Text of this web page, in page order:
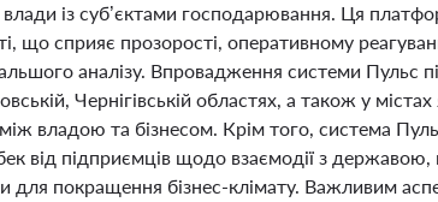
влади із суб’єктами господарювання. Ця
що сприяє прозорості, оперативному
аналізу. Впровадження системи Пульс
Чернігівській областях, а також у
владою та бізнесом. Крім того, система
від підприємців щодо взаємодії з
для покращення бізнес-клімату. Важливим